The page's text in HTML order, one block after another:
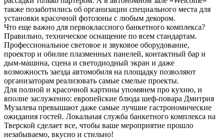
также позаботились об организации специального места для
установки красочной фотозоны с любым декором.
Что еще важно для первоклассного банкетного комплекса?
Правильно, техническое оснащение по всем стандартам.
Профессиональное световое и звуковое оборудование,
проектор и обилие плазменных панелей, контактный бар и
дым-машина, сцена и светодиодный экран и даже
возможность заезда автомобиля на площадку позволяют
организаторам реализовать самые смелые проекты.
Для полной и красочной картины упомянем про кухню, и
вполне заслуженно: европейские блюда шеф-повара Дмитрия
Музалева превышают даже самые лучшие гастрономические
ожидания гостей. Локальная служба банкетного комплекса на
Тверской сделает все, чтобы ваше мероприятие прошло
незабываемо, вкусно и стильно!